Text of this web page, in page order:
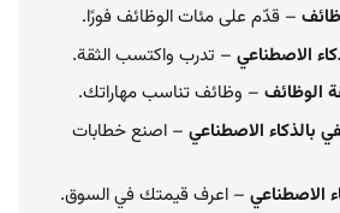
– قدّم على مئات الوظائف فورًا.
الاصطناعي – تدرب واكتسب الثقة.
الوظائف – وظائف تناسب مهاراتك.
بالذكاء الاصطناعي – اصنع خطابات
الاصطناعي – اعرف قيمتك في السوق.